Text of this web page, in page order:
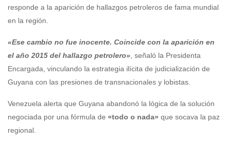
responde a la aparición de hallazgos petroleros de fama mundial
en la región.
«Ese cambio no fue inocente. Coincide con la aparición en
el año 2015 del hallazgo petrolero» , señaló la Presidenta
Encargada, vinculando la estrategia ilícita de judicialización de
Guyana con las presiones de transnacionales y lobistas.
Venezuela alerta que Guyana abandonó la lógica de la solución
negociada por una fórmula de «todo o nada» que socava la paz
regional.